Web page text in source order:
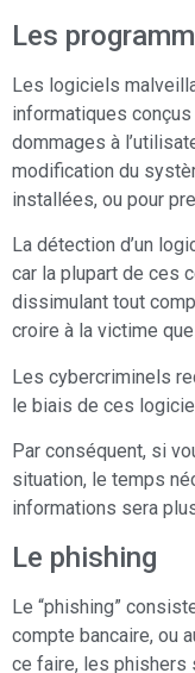
Les
Les logiciels
informatiques
dommages à
modification du
installées, ou pour
La détection d’un
car la plupart de ces
dissimulant tout
croire à la victime
Les cybercriminels
le biais de ces
Par conséquent, si
situation, le temps
informations sera
Le phishing
Le “phishing”
compte bancaire, ou
ce faire, les phishers